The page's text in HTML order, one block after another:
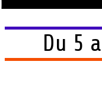
Du 5